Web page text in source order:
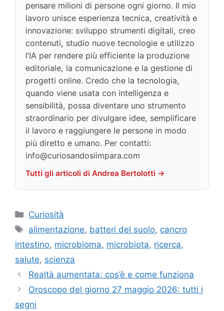
pensare milioni di persone ogni giorno. Il mio
lavoro unisce esperienza tecnica, creatività e
innovazione: sviluppo strumenti digitali, creo
contenuti, studio nuove tecnologie e utilizzo
l’IA per rendere più efficiente la produzione
editoriale, la comunicazione e la gestione di
progetti online. Credo che la tecnologia,
quando viene usata con intelligenza e
sensibilità, possa diventare uno strumento
straordinario per divulgare idee, semplificare
il lavoro e raggiungere le persone in modo
più diretto e umano. Per contatti:
info@curiosandosiimpara.com
Tutti gli articoli di Andrea Bertolotti →
Categorie
Curiosità
Tag
alimentazione, batteri del suolo, cancro
intestino, microbioma, microbiota, ricerca,
salute, scienza
Realtà aumentata: cos’è e come funziona
Oroscopo del giorno 27 maggio 2026: tutti i
segni